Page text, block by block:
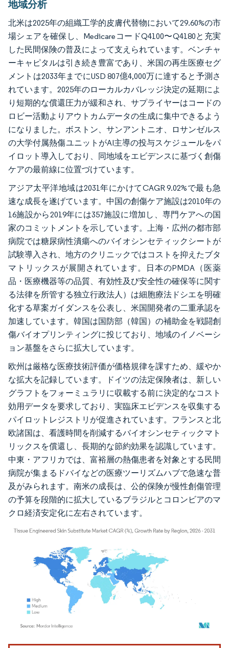
地域分析
北米は2025年の組織工学的皮膚代替物において29.60%の市
場シェアを確保し、MedicareコードQ4100〜Q4180と充実
した民間保険の普及によって支えられています。ベンチャ
ーキャピタルは引き続き豊富であり、米国の再生医療セグ
メントは2033年までにUSD 807億4,000万に達すると予測さ
れています。2025年のローカルカバレッジ決定の延期によ
り短期的な償還圧力が緩和され、サプライヤーはコードの
ロビー活動よりアウトカムデータの生成に集中できるよう
になりました。ボストン、サンアントニオ、ロサンゼルス
の大学付属熱傷ユニットがAI主導の投与スケジュールをパ
イロット導入しており、同地域をエビデンスに基づく創傷
ケアの最前線に位置づけています。
アジア太平洋地域は2031年にかけてCAGR 9.02%で最も急
速な成長を遂げています。中国の創傷ケア施設は2010年の
16施設から2019年には357施設に増加し、専門ケアへの国
家のコミットメントを示しています。上海・広州の都市部
病院では糖尿病性潰瘍へのバイオシンセティックシートが
試験導入され、地方のクリニックではコストを抑えたブタ
マトリックスが展開されています。日本のPMDA（医薬
品・医療機器等の品質、有効性及び安全性の確保等に関す
る法律を所管する独立行政法人）は細胞療法ドシエを明確
化する草案ガイダンスを公表し、米国開発者の二重承認を
加速しています。韓国は国防部（韓国）の補助金を戦闘創
傷バイオプリンティングに投じており、地域のイノベーシ
ョン基盤をさらに拡大しています。
欧州は厳格な医療技術評価が価格規律を課すため、緩やか
な拡大を記録しています。ドイツの法定保険者は、新しい
グラフトをフォーミュラリに収載する前に決定的なコスト
効用データを要求しており、実臨床エビデンスを収集する
パイロットレジストリが促進されています。フランスと北
欧諸国は、看護時間を削減するバイオシンセティックマト
リックスを償還し、長期的な節約効果を認識しています。
中東・アフリカでは、富裕層の熱傷患者を対象とする民間
病院が集まるドバイなどの医療ツーリズムハブで急速な普
及がみられます。南米の成長は、公的保険が慢性創傷管理
の予算を段階的に拡大しているブラジルとコロンビアのマ
クロ経済安定化に左右されています。
画像 © Mordor Intelligence。再利用にはCC BY 4.0の表示が必要です。